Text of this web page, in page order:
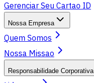
Gerenciar Seu Cartao ID
Nossa Empresa
Quem Somos
Nossa Missao
Responsabilidade Corporativa